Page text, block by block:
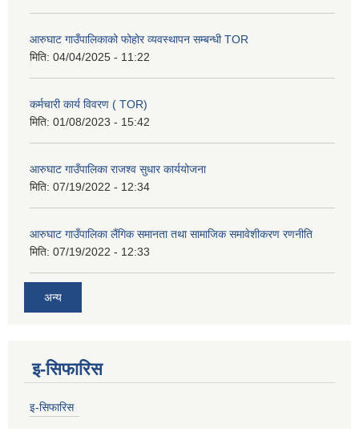
आरुघाट गाउँपालिकाको फोहोर व्यवस्थापन सम्बन्धी TOR
मिति: 04/04/2025 - 11:22
कर्मचारी कार्य विवरण ( TOR)
मिति: 01/08/2023 - 15:42
आरुघाट गाउँपालिका राजश्व सुधार कार्ययोजना
मिति: 07/19/2022 - 12:34
आरुघाट गाउँपालिका लैंगिक समानता तथा सामाजिक समावेशीकरण रणनीति
मिति: 07/19/2022 - 12:33
अन्य
इ-सिफारिस
इ-सिफारिस